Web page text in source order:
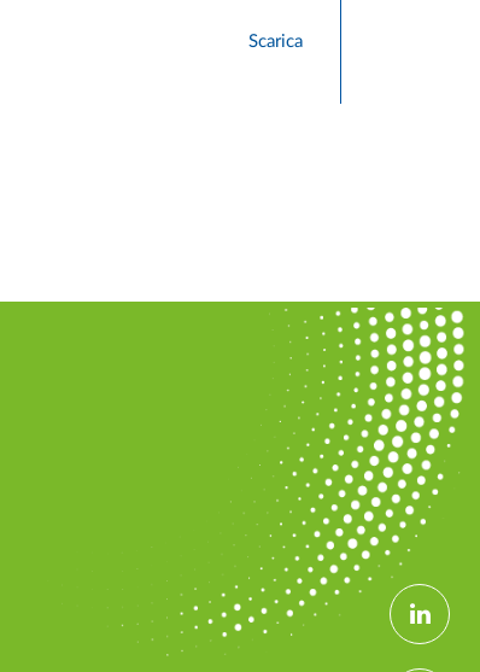
Scarica